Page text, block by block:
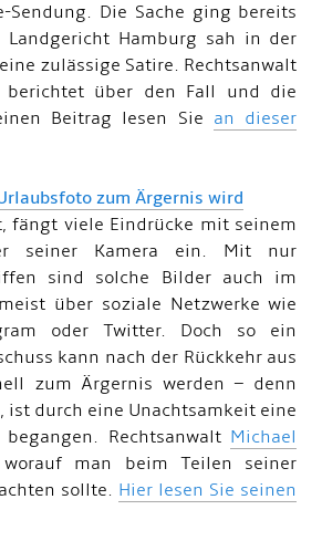
Sendung. Die Sache ging bereits
Hamburg sah in der
zulässige Satire. Rechtsanwalt
berichtet über den Fall und die
Beitrag lesen Sie an dieser
zum Ärgernis wird
fängt viele Eindrücke mit seinem
seiner Kamera ein. Mit nur
sind solche Bilder auch im
über soziale Netzwerke wie
oder Twitter. Doch so ein
kann nach der Rückkehr aus
zum Ärgernis werden – denn
ist durch eine Unachtsamkeit eine
begangen. Rechtsanwalt Michael
man beim Teilen seiner
sollte. Hier lesen Sie seinen